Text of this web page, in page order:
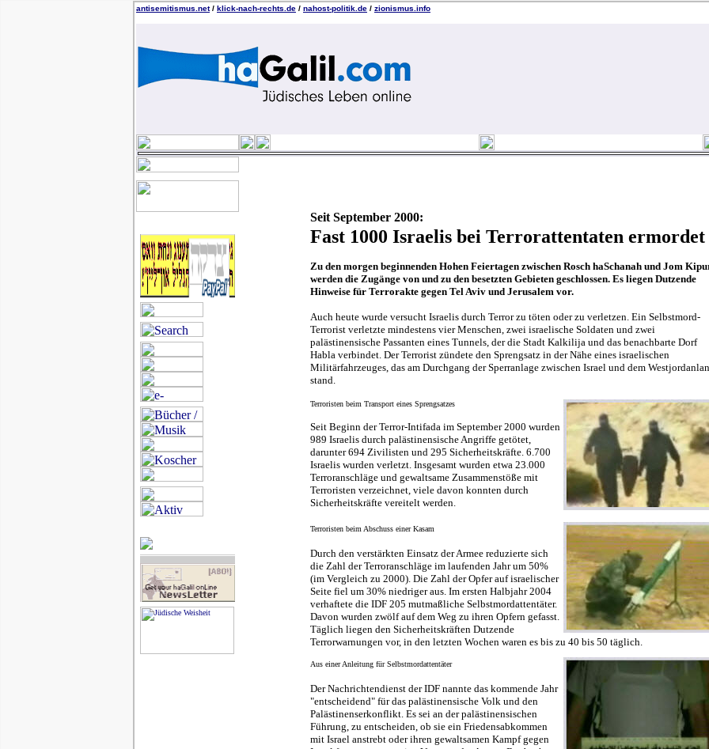
antisemitismus.net/ klick-nach-rechts.de / nahost-politik.de / zionismus.info
Seit September 2000:
Fast 1000 Israelis bei Terrorattentaten ermordet
Zu den morgen beginnenden Hohen Feiertagen zwischen Rosch haSchanah und Jom
werden die Zugänge von und zu den besetzten Gebieten geschlossen. Es liegen Dutzende
Hinweise für Terrorakte gegen Tel Aviv und Jerusalem vor.
Auch heute wurde versucht Israelis durch Terror zu töten oder zu verletzen. Ein Selbstmord-
Terrorist verletzte mindestens vier Menschen, zwei israelische Soldaten und zwei
palästinensische Passanten eines Tunnels, der die Stadt Kalkilija und das benachbarte Dorf
Habla verbindet. Der Terrorist zündete den Sprengsatz in der Nähe eines israelischen
Militärfahrzeuges, das am Durchgang der Sperranlage zwischen Israel und dem
stand.
Terroristen beim Transport eines Sprengsatzes
Seit Beginn der Terror-Intifada im September 2000 wurden
989 Israelis durch palästinensische Angriffe getötet,
darunter 694 Zivilisten und 295 Sicherheitskräfte. 6.700
Israelis wurden verletzt. Insgesamt wurden etwa 23.000
Terroranschläge und gewaltsame Zusammenstöße mit
Terroristen verzeichnet, viele davon konnten durch
Sicherheitskräfte vereitelt werden.
Terroristen beim Abschuss einer Kasam
Durch den verstärkten Einsatz der Armee reduzierte sich
die Zahl der Terroranschläge im laufenden Jahr um 50%
(im Vergleich zu 2000). Die Zahl der Opfer auf israelischer
Seite fiel um 30% niedriger aus. Im ersten Halbjahr 2004
verhaftete die IDF 205 mutmaßliche Selbstmordattentäter.
Davon wurden zwölf auf dem Weg zu ihren Opfern gefasst.
Täglich liegen den Sicherheitskräften Dutzende
Terrorwarnungen vor, in den letzten Wochen waren es bis zu 40 bis 50 täglich.
Aus einer Anleitung für Selbstmordattentäter
Der Nachrichtendienst der IDF nannte das kommende Jahr
"entscheidend" für das palästinensische Volk und den
Palästinenserkonflikt. Es sei an der palästinensischen
Führung, zu entscheiden, ob sie ein Friedensabkommen
mit Israel anstrebt oder ihren gewaltsamen Kampf gegen